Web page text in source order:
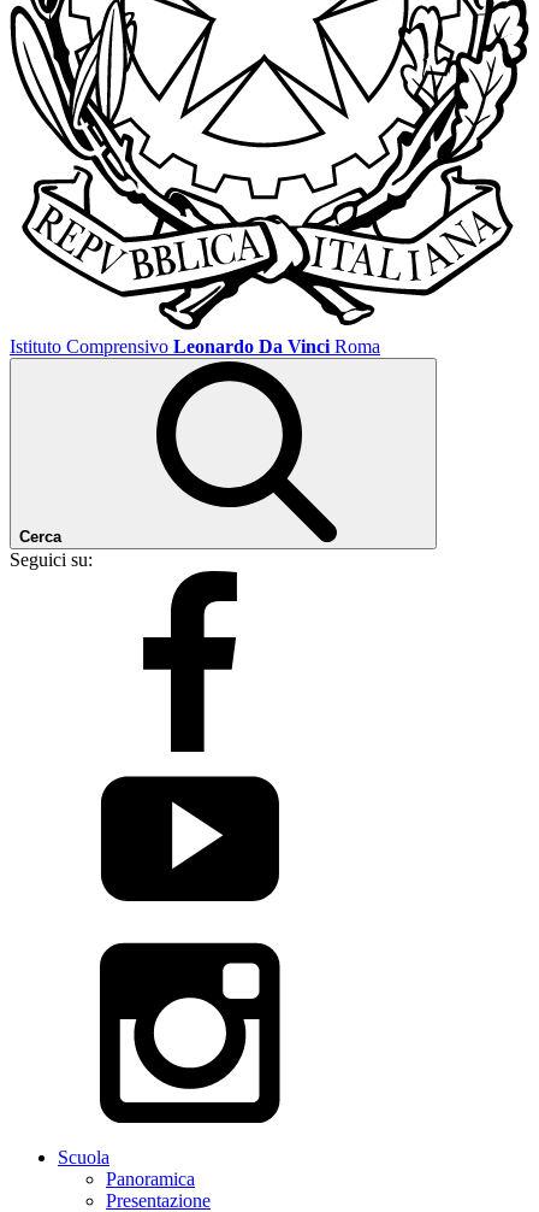
Istituto Comprensivo Leonardo Da Vinci Roma
Cerca
Seguici su:
Scuola
Panoramica
Presentazione